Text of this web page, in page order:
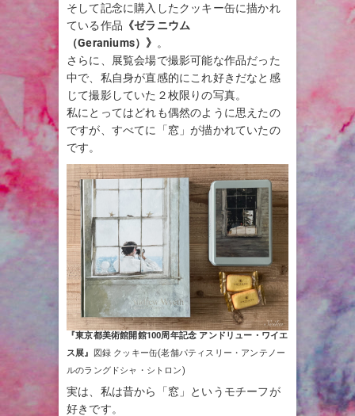
そして記念に購入したクッキー缶に描かれ
ている作品 《ゼラニウム
（Geraniums） 》 。
さらに、展覧会場で撮影可能な作品だった
中で、私自身が直感的にこれ好きだなと感
じて撮影していた２枚限りの写真。
私にとってはどれも偶然のように思えたの
ですが、すべてに「窓」が描かれていたの
です。
『東京都美術館開館100周年記念 アンドリュー・ワイエ
ス展』
図録 クッキー缶(老舗パティスリー・アンテノー
ルのラングドシャ・シトロン)
実は、私は昔から「窓」というモチーフが
好きです。